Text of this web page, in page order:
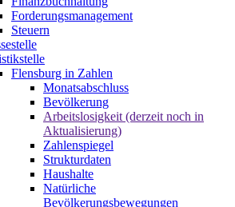
Forderungsmanagement
Steuern
Flensburg in Zahlen
Monatsabschluss
Bevölkerung
Arbeitslosigkeit (derzeit noch in
Aktualisierung)
Zahlenspiegel
Strukturdaten
Haushalte
Natürliche
Bevölkerungsbewegungen